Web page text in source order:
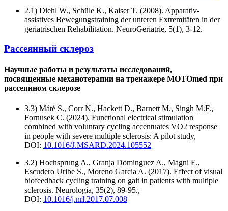
2.1) Diehl W., Schüle K., Kaiser T. (2008). Apparativ-
assistives Bewegungstraining der unteren Extremitäten in der
geriatrischen Rehabilitation. NeuroGeriatrie, 5(1), 3-12.
Рассеянный склероз
Научные работы и результаты исследований,
посвященные механотерапии на тренажере MOTOmed при
рассеянном склерозе
3.3) Máté S., Corr N., Hackett D., Barnett M., Singh M.F.,
Fornusek C. (2024). Functional electrical stimulation
combined with voluntary cycling accentuates VO2 response
in people with severe multiple sclerosis: A pilot study,
DOI: 10.1016/J.MSARD.2024.105552
3.2) Hochsprung A., Granja Dominguez A., Magni E.,
Escudero Uribe S., Moreno Garcia A. (2017). Effect of visual
biofeedback cycling training on gait in patients with multiple
sclerosis. Neurologia, 35(2), 89-95.,
DOI: 10.1016/j.nrl.2017.07.008